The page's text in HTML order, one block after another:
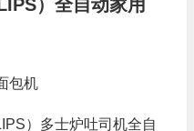
）全自动家用
包机
）多士炉吐司机全自